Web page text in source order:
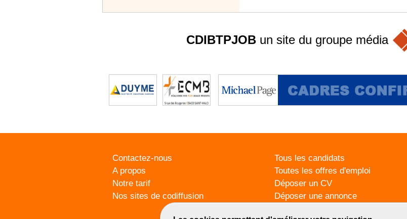
CDIBTPJOBun site du groupe média
Contactez-nous
A propos
Notre tarif
Nos sites de codiffusion
Tous les candidats
Toutes les offres d'emploi
Déposer un CV
Déposer une annonce